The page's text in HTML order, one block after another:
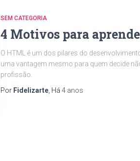
SEM CATEGORIA
4 Motivos para
O HTML é um dos pilares do
uma vantagem mesmo para quem decide
profissão.
Por Fidelizarte , Há 4 anos